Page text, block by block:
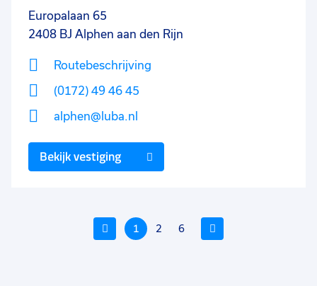
Europalaan 65
2408 BJ Alphen aan den Rijn
Routebeschrijving
(0172) 49 46 45
alphen@luba.nl
Bekijk vestiging
vorige
1 2 6